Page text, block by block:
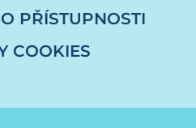
PŘÍSTUPNOSTI
COOKIES